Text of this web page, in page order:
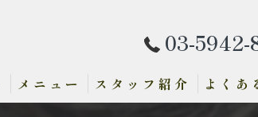
03-5942-
メニュー スタッフ紹介 よくあ